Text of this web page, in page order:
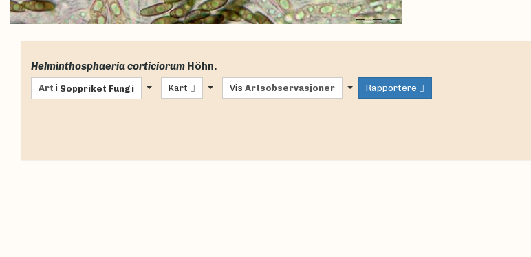
Helminthosphaeria corticiorum Höhn.
Art i Soppriket Fungi Kart Vis Artsobservasjoner Rapportere